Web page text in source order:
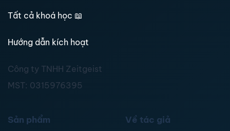
Tất cả khoá học 📖
Hướng dẫn kích hoạt
Công ty TNHH Zeitgeist
MST: 0315976395
Sản phẩm Về tác giả